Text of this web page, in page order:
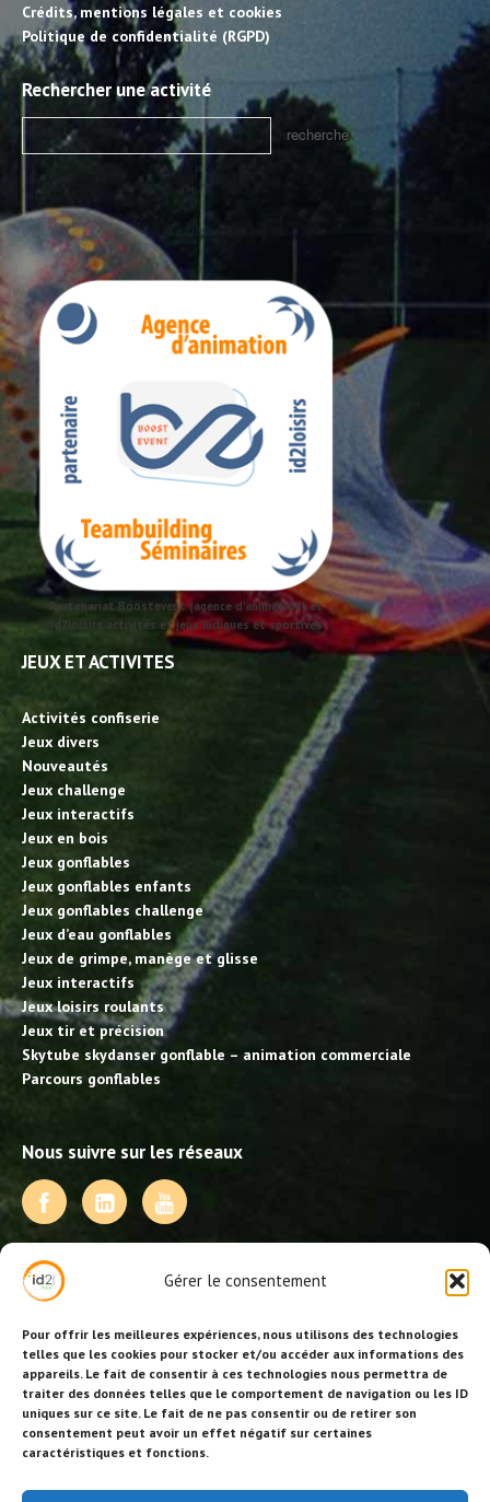
Gérer le consentement
Pour offrir les meilleures expériences, nous utilisons des technologies
telles que les cookies pour stocker et/ou accéder aux informations des
appareils. Le fait de consentir à ces technologies nous permettra de
traiter des données telles que le comportement de navigation ou les ID
uniques sur ce site. Le fait de ne pas consentir ou de retirer son
consentement peut avoir un effet négatif sur certaines
caractéristiques et fonctions.
Crédits, mentions légales et cookies
Politique de confidentialité (RGPD)
Rechercher une activité
Partenariat Boostevent (agence d'animation) et
id2loisirs activités et jeux ludiques et sportives
JEUX ET ACTIVITES
Activités confiserie
Jeux divers
Nouveautés
Jeux challenge
Jeux interactifs
Jeux en bois
Jeux gonflables
Jeux gonflables enfants
Jeux gonflables challenge
Jeux d’eau gonflables
Jeux de grimpe, manège et glisse
Jeux interactifs
Jeux loisirs roulants
Jeux tir et précision
Skytube skydanser gonflable – animation commerciale
Parcours gonflables
Nous suivre sur les réseaux
NOS PRESTATIONS
Activités, jeux et animations BDE
Animations événementielles
Animations EVJF – EVJG
Animations hôtellerie
Animations anniversaires
Collectivités, centres de loisirs et jeunesse
Séminaires team building